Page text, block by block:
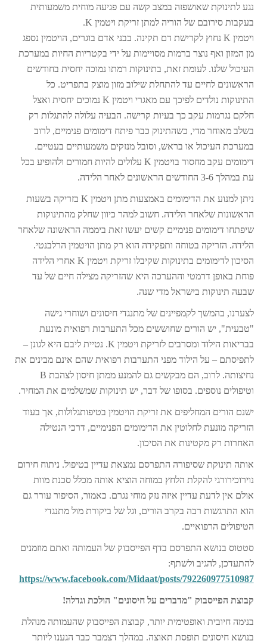
נגע לתינוקת שאושפזה במצב קשה עם פגיעה מוחית משמעותית
בעקבות סירובם של הוריה למתן זריקת ויטמין K.
ויטמין K נחוץ לקרישת דם תקינה. בבני אדם בוגרים, הויטמין נספג
מן המזון ואף נוצר ברמות מסויימות על ידי בקטריות החיות במערכת
העיכול שלנו. לעומת זאת, בתינוקות רמתו נמוכה יחסית בחודשים
הראשונים לחיים עד להתחלת שילוב מזון מוצק בתפריט. כל
התינוקות נולדים לפיכך עם מאגרי ויטמין K נמוכים יחסית ואצל
חלקם נגרמות עקב כך בעיות קרישה. הבעיה עלולה להתגלות רק
בשלב מאוחר מדי, כשהתינוק כבר פיתח דימומים פנימיים, לרוב
במערכת העיכול או בראש, וסובל מנזקים משמעותיים בעטיים.
דימומים עקב מחסור בויטמין K עלולים להיות חמורים ולהופיע בכל
עת במהלך 3-6 החודשים הראשונים לאחר הלידה.
ניתן למנוע את הדימומים באמצעות מתן ויטמין K בזריקה בשעות
הראשונות שלאחר הלידה. חשוב למהר כיוון שחלק מהתינוקות
שיפתחו דימומים פנימיים קשים יעשו זאת ביממה הראשונה שלאחר
הלידה. הזריקה בטוחה ותפקידה הוא רק מתן הויטמין הרלבנטי.
הסיכון לדימומים בתינוקות שקיבלו זריקת ויטמין K אחרי הלידה
פוחת באופן דרמטי וההערכה היא שהזריקה מצילה חיים של עד
שבעה תינוקות בישראל מדי שנה.
לצערנו, בהמשך לקמפיינים של מתנגדי חיסונים ושוחרי גישה
"טבעית", יש הורים שחוששים מכל התערבות רפואית מונעת
בבריאות הילוד ומסרבים לזריקת ויטמין K. נטיית ליבם היא לגונן –
לתפיסתם – על הילוד מפני התערבות רפואית שהם אינם מבינים את
נחיצותה. לרוב, הם מבקשים גם להמנע ממתן חיסון לצהבת B
וטיפולים נוספים. בסופו של דבר, יש תינוקות שמשלמים את המחיר.
ישנם הורים המחליפים את זריקת הויטמין בטיפותגלולות, אך בעוד
הזריקה מונעת לחלוטין את הדימומים הפנימיים, דרכי הנטילה
האחרות רק מקטינות את הסיכון.
אותה תינוקת שסיפורה התפרסם נמצאת עדיין בטיפול. ניתוח חירום
נוירוכירורגי להקלת הלחץ במוחה הוציא אותה מכלל סכנת מוות
אולם אין לדעת עדיין איזה נזק מוחי נגרם. כאמור, הסיפור עורר גם
הוא התרגשות רבה בקרב הורים, וגל של ביקורת מול מתנגדי
הטיפולים הרפואיים.
סטטוס בנושא התפרסם בדף הפייסבוק של העמותה ואתם מוזמנים
להתעדכן, להגיב ולשתף:
https://www.facebook.com/Midaat/posts/792260977510987
קבוצת הפייסבוק "מדברים על חיסונים" הולכת וגדלה!
בנימה חיובית ואופטימית יותר, קבוצת הפייסבוק שהעמותה מנהלת
בנושא חיסונים תופסת תאוצה. במהלך דצמבר כבר הגענו ליותר